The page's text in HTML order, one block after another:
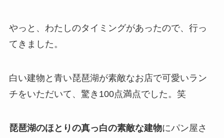
やっと、わたしのタイミングがあったので、行っ
てきました。
白い建物と青い琵琶湖が素敵なお店で可愛いラン
チをいただいて、驚き100点満点でした。笑
琵琶湖のほとりの真っ白の素敵な建物にパン屋さ